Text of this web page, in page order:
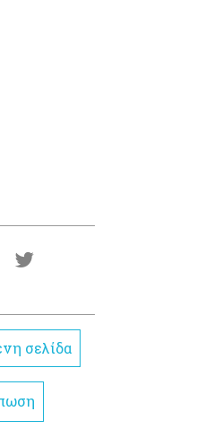
σελίδα